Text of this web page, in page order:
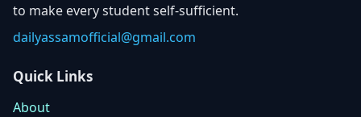
to make every student self-sufficient.
dailyassamofficial@gmail.com
Quick Links
About